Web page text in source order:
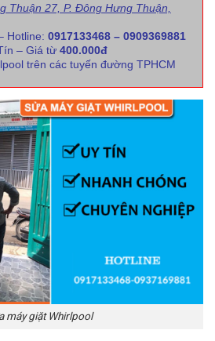
Thuận 27, P. Đông Hưng Thuận,
Hotline: 0917133468 – 0909369881
– Giá từ 400.000đ
trên các tuyến đường TPHCM
máy giặt Whirlpool